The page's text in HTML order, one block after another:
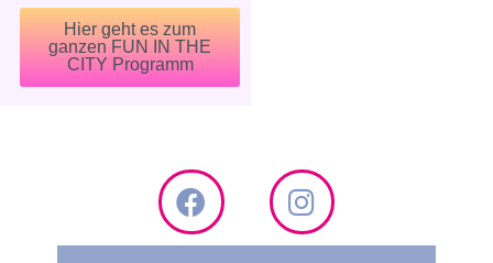
Hier geht es zum
ganzen FUN IN THE
CITY Programm